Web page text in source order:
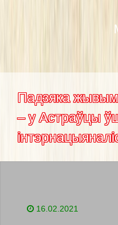
Падзяка
– у Астраўцы
16.02.2021